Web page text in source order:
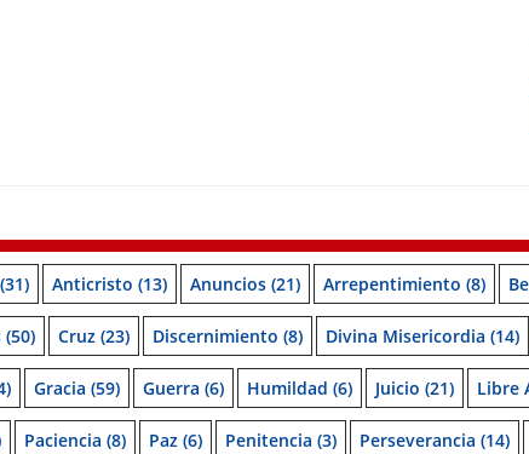
(31) Anticristo (13) Anuncios (21) Arrepentimiento (8)
(50) Cruz (23) Discernimiento (8) Divina Misericordia (14)
Gracia (59) Guerra (6) Humildad (6) Juicio (21) Libre
Paciencia (8) Paz (6) Penitencia (3) Perseverancia (14)